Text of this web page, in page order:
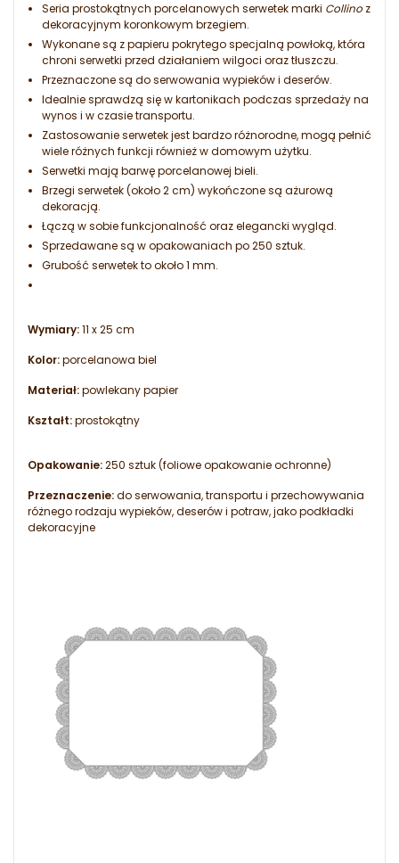
Seria prostokątnych porcelanowych serwetek marki Collino z
dekoracyjnym koronkowym brzegiem.
Wykonane są z papieru pokrytego specjalną powłoką, która
chroni serwetki przed działaniem wilgoci oraz tłuszczu.
Przeznaczone są do serwowania wypieków i deserów.
Idealnie sprawdzą się w kartonikach podczas sprzedaży na
wynos i w czasie transportu.
Zastosowanie serwetek jest bardzo różnorodne, mogą pełnić
wiele różnych funkcji również w domowym użytku.
Serwetki mają barwę porcelanowej bieli.
Brzegi serwetek (około 2 cm) wykończone są ażurową
dekoracją.
Łączą w sobie funkcjonalność oraz elegancki wygląd.
Sprzedawane są w opakowaniach po 250 sztuk.
Grubość serwetek to około 1 mm.
Wymiary:11 x 25 cm
Kolor:porcelanowa biel
Materiał:powlekany papier
Kształt:prostokątny
Opakowanie:250 sztuk (foliowe opakowanie ochronne)
Przeznaczenie:do serwowania, transportu i przechowywania
różnego rodzaju wypieków, deserów i potraw, jako podkładki
dekoracyjne